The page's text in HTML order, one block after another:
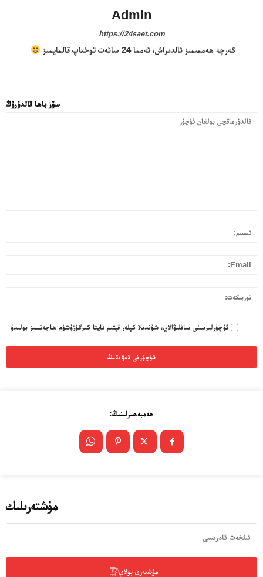
Admin
https://24saet.com
گەرچە ھەممىمىز ئالدىراش، ئەمما 24 سائەت توختاپ قالمايمىز
سۆز باھا قالدۇرۇڭ
ئۇچۇرلىرىمنى ساقلىۋالاي، شۇندىلا كېلەر قېتىم قايتا كىرگۈزۈشۈم ھاجەتسىز بولىدۇ
ھەمبەھىرلىنىڭ:
مۇشتەرىلىك
مۇشتەرى بولاي